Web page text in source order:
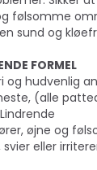
følsomme
sund og
FORMEL
hudvenlig
(alle
øjne og
eller